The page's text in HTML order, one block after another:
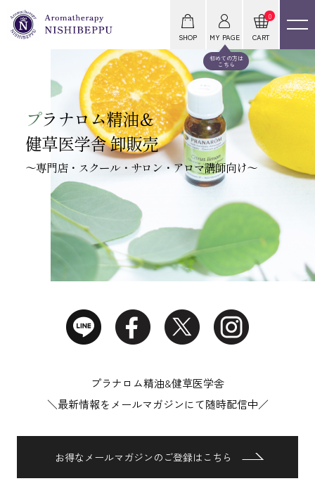
SHOP
初めての方は
こちら
MY PAGE
0
CART
プラナロム精油＆
健草医学舎 卸販売
～専門店・スクール・サロン・アロマ講師向け～
プラナロム精油&健草医学舎
＼最新情報をメールマガジンにて随時配信中／
お得なメールマガジンのご登録はこちら